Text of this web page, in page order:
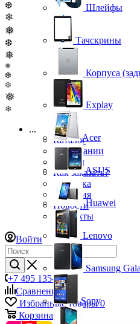
❆
❄
❅
❆
❅
❅
❆
❆
❅
❄
...
Каталог
О компании
Бренды
Как заказать?
Доставка
Гарантия
Новости
Контакты
Войти
+7 495 135-39-43
Сравнение0
Избранные товары 0
Корзина
Шлейфы
Тачскрины
Корпуса
Explay
Acer
ASUS
Huawei
Lenovo
Samsung
Sony